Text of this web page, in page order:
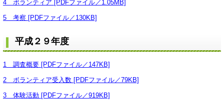
4 ボランティア [PDFファイル／1.05MB]
5 考察 [PDFファイル／130KB]
平成２９年度
1 調査概要 [PDFファイル／147KB]
2 ボランティア受入数 [PDFファイル／79KB]
3 体験活動 [PDFファイル／919KB]